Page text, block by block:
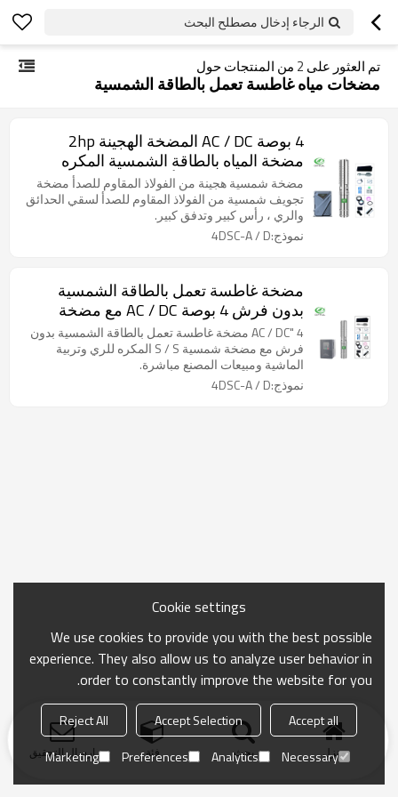
الرجاء إدخال مصطلح البحث
تم العثور على 2 من المنتجات حول
مضخات مياه غاطسة تعمل بالطاقة الشمسية
4 بوصة AC / DC المضخة الهجينة 2hp
مضخة المياه بالطاقة الشمسية المكره
الفولاذ المقاوم للصدأ سعر المضخة
الغاطسة الشمسية
مضخة شمسية هجينة من الفولاذ المقاوم للصدأ مضخة
تجويف شمسية من الفولاذ المقاوم للصدأ لسقي الحدائق
والري ، رأس كبير وتدفق كبير.
نموذج:4DSC-A / D
مضخة غاطسة تعمل بالطاقة الشمسية
بدون فرش 4 بوصة AC / DC مع مضخة
تعمل بالطاقة الشمسية S / S للبيع في
أستراليا
4 "AC / DC مضخة غاطسة تعمل بالطاقة الشمسية بدون
فرش مع مضخة شمسية S / S المكره للري وتربية
الماشية ومبيعات المصنع مباشرة.
نموذج:4DSC-A / D
منزل بحث فئة ارسال التحقيق
Cookie settings
We use cookies to provide you with the best possible
experience. They also allow us to analyze user behavior in
order to constantly improve the website for you.
Accept all
Accept Selection
Reject All
Necessary
Analytics
Preferences
Marketing